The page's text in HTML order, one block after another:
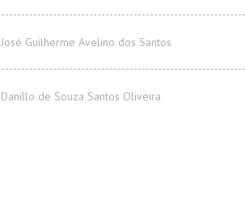
José Guilherme Avelino dos Santos
Danillo de Souza Santos Oliveira